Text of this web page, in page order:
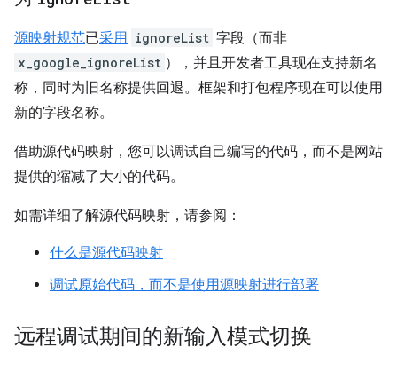
源映射规范已采用 ignoreList 字段（而非
x_google_ignoreList ），并且开发者工具现在支持新名
称，同时为旧名称提供回退。框架和打包程序现在可以使用
新的字段名称。
借助源代码映射，您可以调试自己编写的代码，而不是网站
提供的缩减了大小的代码。
如需详细了解源代码映射，请参阅：
什么是源代码映射
调试原始代码，而不是使用源映射进行部署
远程调试期间的新输入模式切换